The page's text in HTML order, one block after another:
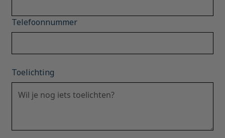
Telefoonnummer
Toelichting